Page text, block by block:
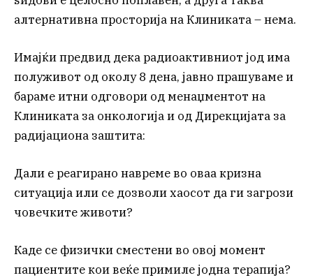
алтернативна просторија на Клиниката – нема.
Имајќи предвид дека радиоактивниот јод има
полуживот од околу 8 дена, јавно прашуваме и
бараме итни одговори од менаџментот на
Клиниката за онкологија и од Дирекцијата за
радијациона заштита:
Дали е реагирано навреме во оваа кризна
ситуација или се дозволи хаосот да ги загрози
човечките животи?
Каде се физички сместени во овој момент
пациентите кои веќе примиле јодна терапија?